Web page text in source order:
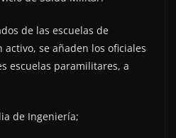
de las escuelas de
se añaden los oficiales
escuelas paramilitares, a
de Ingeniería;